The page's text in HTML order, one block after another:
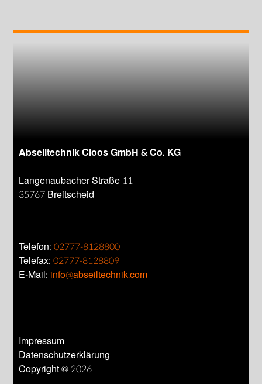
Abseiltechnik Cloos GmbH & Co. KG
Langenaubacher Straße 11
35767 Breitscheid
Telefon:02777-8128800
Telefax:02777-8128809
E-Mail: info@abseiltechnik.com
Impressum
Datenschutzerklärung
Copyright © 2026